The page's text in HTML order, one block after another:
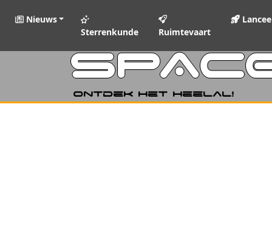
Nieuws
Sterrenkunde
Ruimtevaart
Ontdek het heelal!